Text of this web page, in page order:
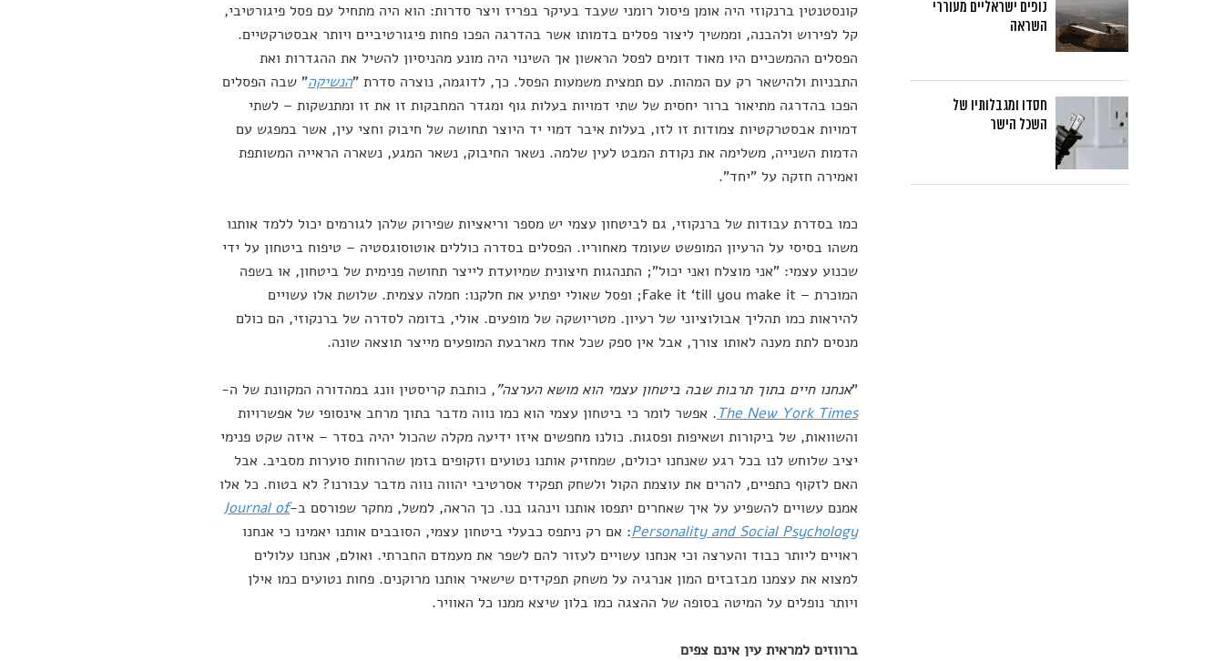
קונסטנטין ברנקוזי היה אומן פיסול רומני שעבד בעיקר בפריז ויצר סדרות: הוא היה מתחיל עם פסל פיגורטיבי,
קל לפירוש ולהבנה, וממשיך ליצור פסלים בדמותו אשר בהדרגה הפכו פחות פיגורטיביים ויותר אבסטרקטיים.
הפסלים ההמשכיים היו מאוד דומים לפסל הראשון אך השינוי היה מונע מהניסיון להשיל את ההגדרות ואת
התבניות ולהישאר רק עם המהות. עם תמצית משמעות הפסל. כך, לדוגמה, נוצרה סדרת "הנשיקה" שבה הפסלים
הפכו בהדרגה מתיאור ברור יחסית של שתי דמויות בעלות גוף ומגדר המחבקות זו את זו ומתנשקות – לשתי
דמויות אבסטרקטיות צמודות זו לזו, בעלות איבר דמוי יד היוצר תחושה של חיבוק וחצי עין, אשר במפגש עם
הדמות השנייה, משלימה את נקודת המבט לעין שלמה. נשאר החיבוק, נשאר המגע, נשארה הראייה המשותפת
ואמירה חזקה על "יחד".
כמו בסדרת עבודות של ברנקוזי, גם לביטחון עצמי יש מספר וריאציות שפירוק שלהן לגורמים יכול ללמד אותנו
משהו בסיסי על הרעיון המופשט שעומד מאחוריו. הפסלים בסדרה כוללים אוטוסוגסטיה – טיפוח ביטחון על ידי
שכנוע עצמי: "אני מוצלח ואני יכול"; התנהגות חיצונית שמיועדת לייצר תחושה פנימית של ביטחון, או בשפה
המוכרת – Fake it ‘till you make it; ופסל שאולי יפתיע את חלקנו: חמלה עצמית. שלושת אלו עשויים
להיראות כמו תהליך אבולוציוני של רעיון. מטריושקה של מופעים. אולי, בדומה לסדרה של ברנקוזי, הם כולם
מנסים לתת מענה לאותו צורך, אבל אין ספק שכל אחד מארבעת המופעים מייצר תוצאה שונה.
"אנחנו חיים בתוך תרבות שבה ביטחון עצמי הוא מושא הערצה", כותבת קריסטין וונג במהדורה המקוונת של ה-
The New York Times. אפשר לומר כי ביטחון עצמי הוא כמו נווה מדבר בתוך מרחב אינסופי של אפשרויות
והשוואות, של ביקורות ושאיפות ופסגות. כולנו מחפשים איזו ידיעה מקלה שהכול יהיה בסדר – איזה שקט פנימי
יציב שלוחש לנו בכל רגע שאנחנו יכולים, שמחזיק אותנו נטועים וזקופים בזמן שהרוחות סוערות מסביב. אבל
האם לזקוף כתפיים, להרים את עוצמת הקול ולשחק תפקיד אסרטיבי יהווה נווה מדבר עבורנו? לא בטוח. כל אלו
אמנם עשויים להשפיע על איך שאחרים יתפסו אותנו וינהגו בנו. כך הראה, למשל, מחקר שפורסם ב-Journal of
Personality and Social Psychology: אם רק ניתפס כבעלי ביטחון עצמי, הסובבים אותנו יאמינו כי אנחנו
ראויים ליותר כבוד והערצה וכי אנחנו עשויים לעזור להם לשפר את מעמדם החברתי. ואולם, אנחנו עלולים
למצוא את עצמנו מבזבזים המון אנרגיה על משחק תפקידים שישאיר אותנו מרוקנים. פחות נטועים כמו אילן
ויותר נופלים על המיטה בסופה של ההצגה כמו בלון שיצא ממנו כל האוויר.
ברווזים למראית עין אינם צפים
נופים ישראליים מעוררי
השראה
חסדו ומגבלותיו של
השכל הישר